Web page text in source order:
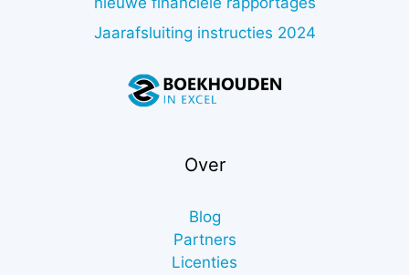
Jaarafsluiting instructies 2024
Over
Blog
Partners
Licenties